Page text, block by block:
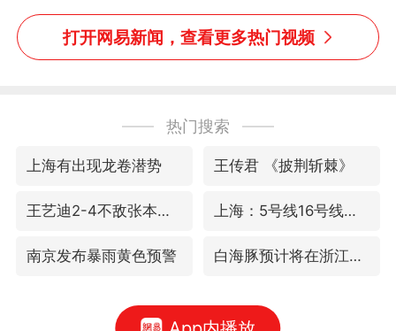
没有一个人掉链子
些不一样
打开网易新闻，查看更多热门视频
热门搜索
上海有出现龙卷潜势 王传君 《披荆斩棘》
王艺迪2-4不敌张本美和止步4强 上海：5号线16号线浦江线全线停运
南京发布暴雨黄色预警 白海豚预计将在浙江苍南到三门一带登陆